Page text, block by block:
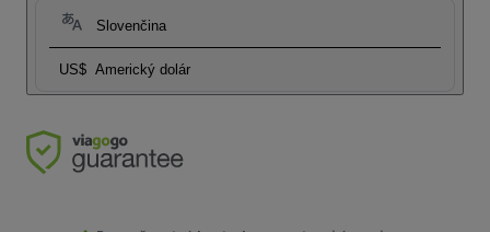
Slovenčina
US$ Americký dolár